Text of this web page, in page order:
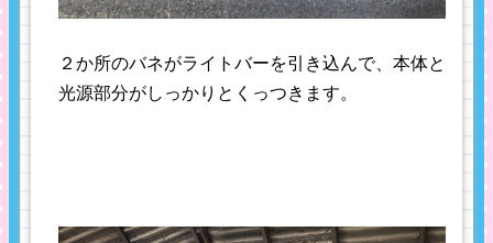
２か所のバネがライトバーを引き込んで、本体と
光源部分がしっかりとくっつきます。